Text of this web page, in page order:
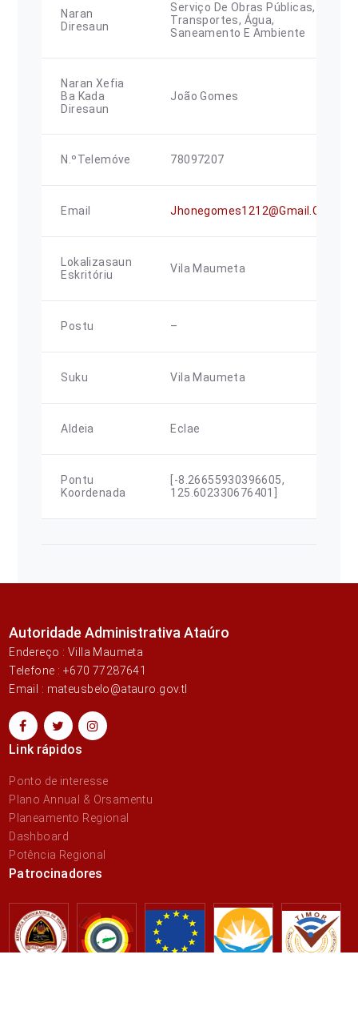
Naran
Diresaun
Serviço De Obras Públicas,
Transportes, Água,
Saneamento E Ambiente
Naran Xefia
Ba Kada
Diresaun
João Gomes
N.ºTelemóve 78097207
Email Jhonegomes1212@gmail.com
Lokalizasaun
Eskritóriu
Vila Maumeta
Postu –
Suku Vila Maumeta
Aldeia Eclae
Pontu
Koordenada
[-8.26655930396605,
125.602330676401]
Autoridade Administrativa Ataúro
Endereço : Villa Maumeta
Telefone : +670 77287641
Email : mateusbelo@atauro.gov.tl
Link rápidos
Ponto de interesse
Plano Annual & Orsamentu
Planeamento Regional
Dashboard
Potência Regional
Patrocinadores